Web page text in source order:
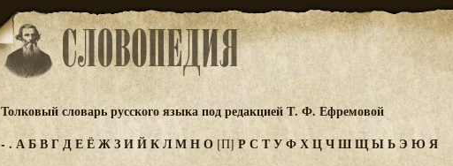
Толковый словарь русского языка под редакцией Т. Ф. Ефремовой
-. АБВГДЕЁЖЗИЙКЛМНО [П]Р С ТУФХЦЧШЩЫЬ Э Ю Я